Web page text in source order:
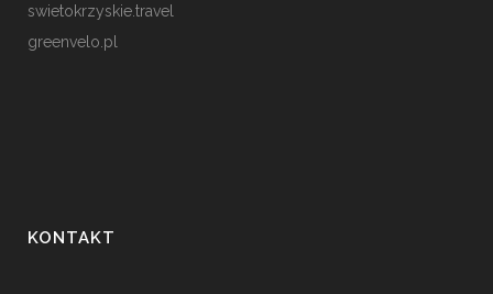
swietokrzyskie.travel
greenvelo.pl
KONTAKT